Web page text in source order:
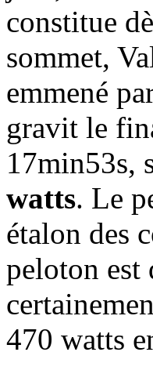
constitue
sommet,
emmené
gravit le
17min53s,
watts. Le
étalon des
peloton est
470 watts